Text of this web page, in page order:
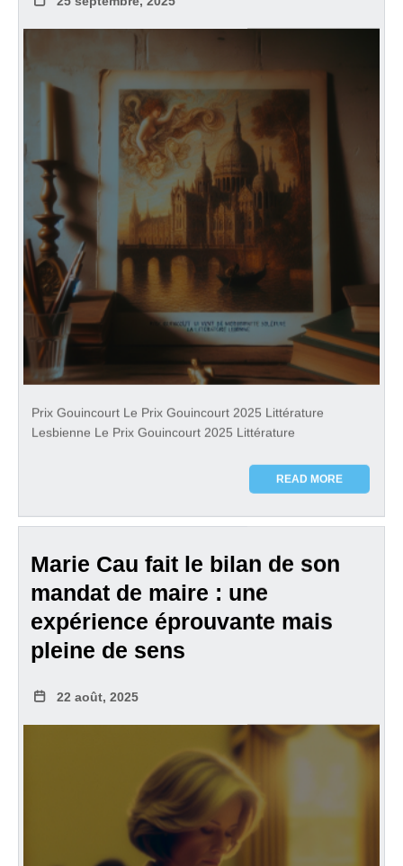
Prix Gouincourt Le Prix Gouincourt 2025 Littérature
Lesbienne Le Prix Gouincourt 2025 Littérature
READ MORE
Marie Cau fait le bilan de son
mandat de maire : une
expérience éprouvante mais
pleine de sens
22 août, 2025